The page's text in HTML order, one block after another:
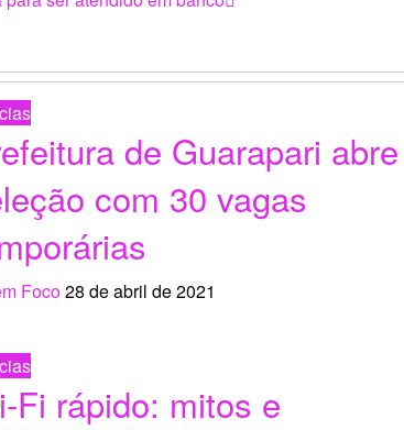
de Guarapari abre
com 30 vagas
Foco28 de abril de 2021
Fi rápido: mitos e